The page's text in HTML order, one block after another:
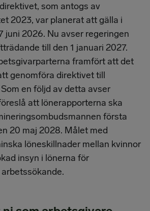
som antogs av
2023, var planerat att gälla i
juni 2026. Nu avser regeringen
till den 1 januari 2027.
framfört att det
genomföra direktivet till
en följd av detta avser
att lönerapporterna ska
första
20 maj 2028. Målet med
löneskillnader mellan kvinnor
insyn i lönerna för